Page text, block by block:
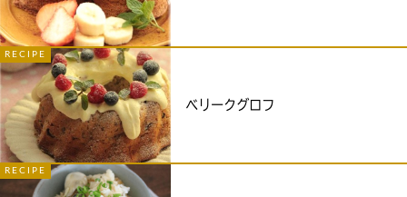
RECIPE
ベリークグロフ
RECIPE